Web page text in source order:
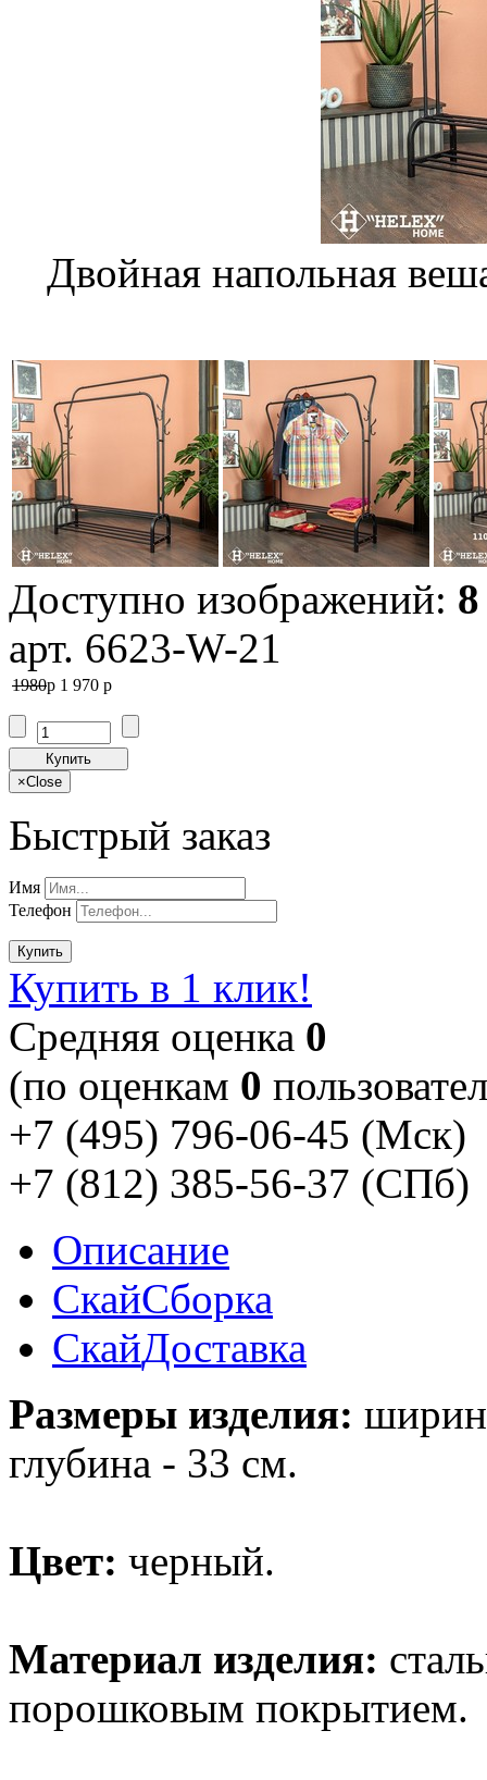
Двойная напольная
Доступно изображений: 8
арт. 6623-W-21
1980p 1 970 p
Купить
×Close
Быстрый заказ
Имя
Телефон
Купить
Купить в 1 клик!
Cредняя оценка 0
(по оценкам 0
+7 (495) 796-06-45 (Мск)
+7 (812) 385-56-37 (СПб)
Описание
СкайСборка
СкайДоставка
Размеры изделия:
глубина - 33 см.
Цвет: черный.
Материал изделия:
порошковым покрытием.